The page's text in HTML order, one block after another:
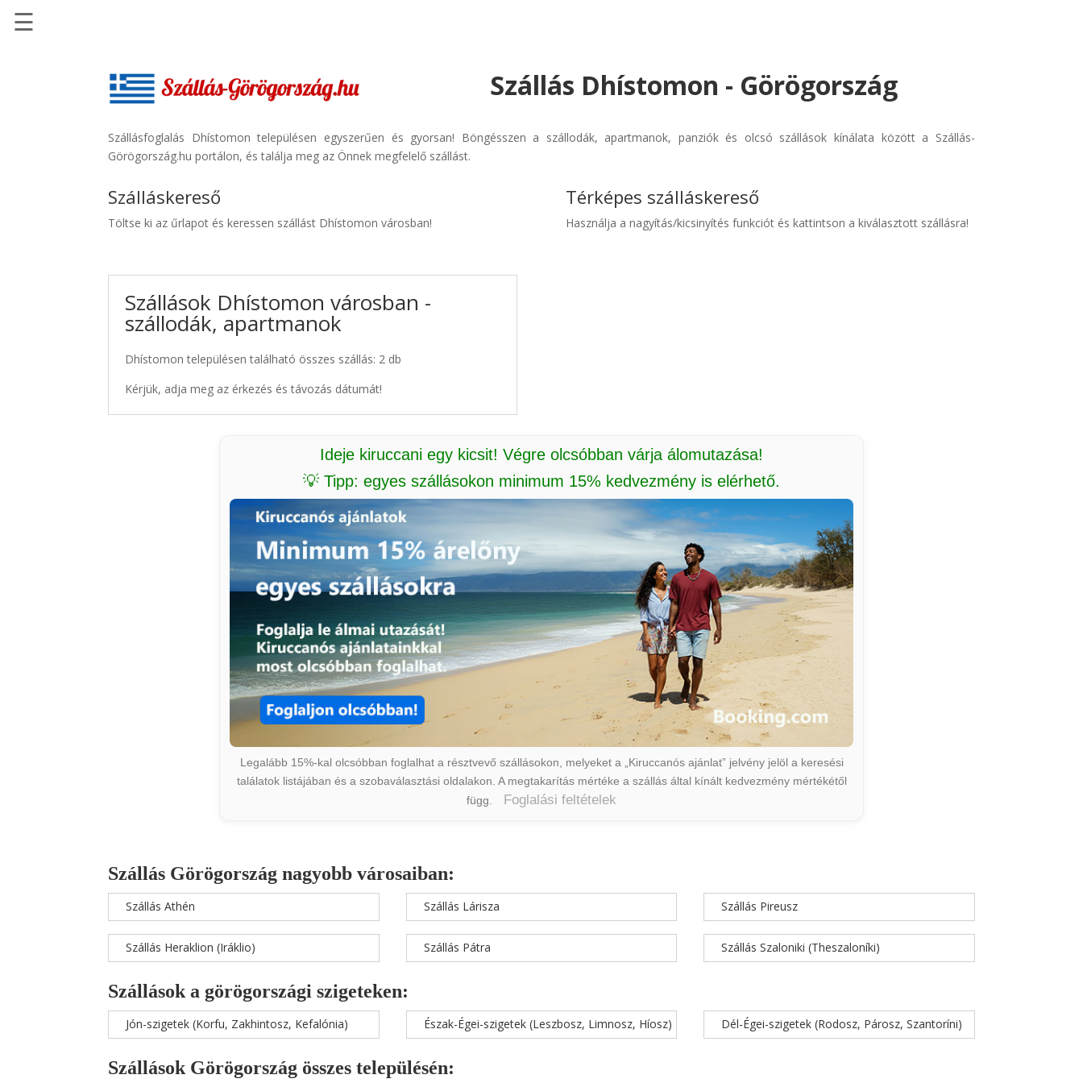
Szállásinfo.eu
Repülőjegy
Autóbérlés
☰
Szállás Dhístomon - Görögország
Szállásfoglalás Dhístomon településen egyszerűen és gyorsan! Böngésszen a szállodák, apartmanok, panziók és olcsó szállások kínálata között a Szállás-
Görögország.hu portálon, és találja meg az Önnek megfelelő szállást.
Szálláskereső
Töltse ki az űrlapot és keressen szállást Dhístomon városban!
Szállások Dhístomon városban -
szállodák, apartmanok
Dhístomon településen található összes szállás: 2 db
Kérjük, adja meg az érkezés és távozás dátumát!
Térképes szálláskereső
Használja a nagyítás/kicsinyítés funkciót és kattintson a kiválasztott szállásra!
Ideje kiruccani egy kicsit! Végre olcsóbban várja álomutazása!
💡 Tipp: egyes szállásokon minimum 15% kedvezmény is elérhető.
Legalább 15%-kal olcsóbban foglalhat a résztvevő szállásokon, melyeket a „Kiruccanós ajánlat” jelvény jelöl a keresési
találatok listájában és a szobaválasztási oldalakon. A megtakarítás mértéke a szállás által kínált kedvezmény mértékétől
függ.
Foglalási feltételek
Szállás Görögország nagyobb városaiban:
Szállás Athén
Szállás Heraklion (Iráklio)
Szállás Lárisza
Szállás Pátra
Szállás Pireusz
Szállás Szaloniki (Theszaloníki)
Szállások a görögországi szigeteken:
Jón-szigetek (Korfu, Zakhintosz, Kefalónia) Észak-Égei-szigetek (Leszbosz, Limnosz, Híosz) Dél-Égei-szigetek (Rodosz, Párosz, Szantoríni)
Szállások Görögország összes településén: